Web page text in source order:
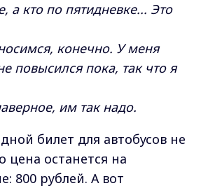
а кто по пятидневке... Это
конечно. У меня
повысился пока, так что я
им так надо.
билет для автобусов не
цена останется на
800 рублей. А вот